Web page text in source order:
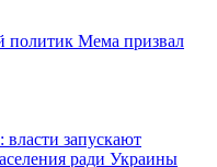
политик Мема призвал